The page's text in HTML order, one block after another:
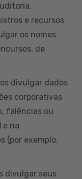
e recursos
os nomes
de
divulgar dados
corporativas
falências ou
e na
(por exemplo,
divulgar seus